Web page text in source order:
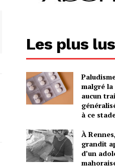
Les plus lus
malgré la
aucun
à ce
À
grandit
d’un